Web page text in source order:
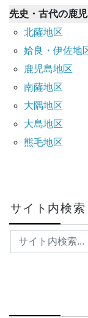
先史・古代の鹿
北薩地区
姶良・伊佐地
鹿児島地区
南薩地区
大隅地区
大島地区
熊毛地区
サイト内検索